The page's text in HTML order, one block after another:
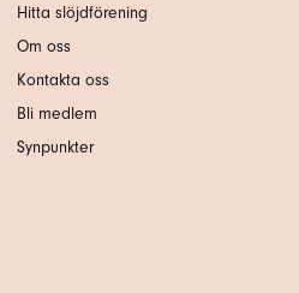
Hitta slöjdförening
Om oss
Kontakta oss
Bli medlem
Synpunkter